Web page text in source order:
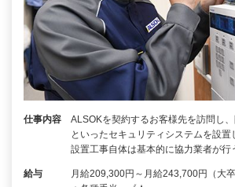
仕事内容
ALSOKを契約するお客様先を訪問し
といったセキュリティシステムを設置
設置工事自体は基本的に協力業者が行
給与
月給209,300円～月給243,700円（大